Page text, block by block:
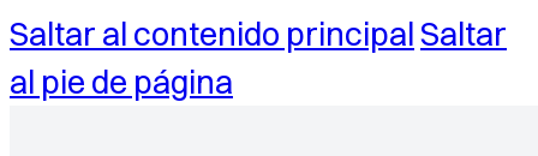
Saltar al contenido principalSaltar
al pie de página